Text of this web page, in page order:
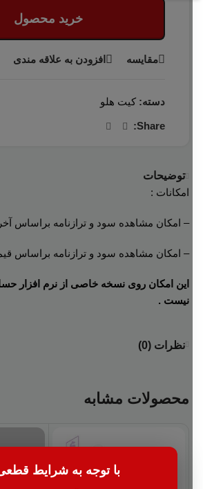
با توجه به شرایط
خرید محصول
مقایسه افزودن به علاقه مندی
دسته: کیت هلو
Share:
توضیحات
امکانات :
– امکان مشاهده سود و ترازنامه براساس
– امکان مشاهده سود و ترازنامه براساس
این امکان روی نسخه خاصی از نرم افزار
نیست .
نظرات (0)
محصولات مشابه